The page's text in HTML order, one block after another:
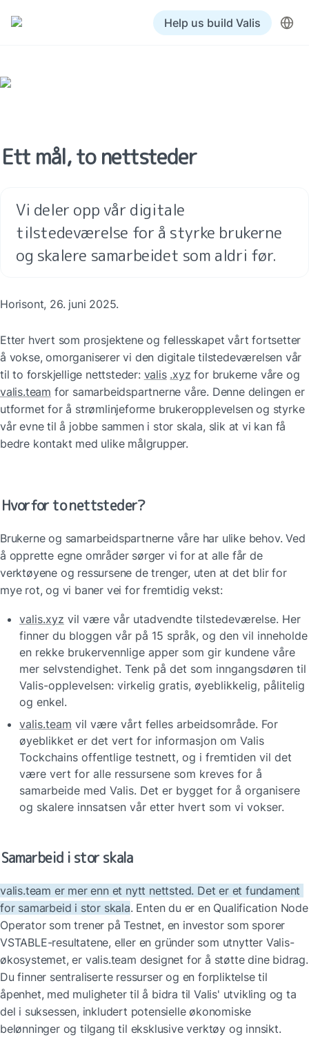
Help us build Valis
Ett mål, to nettsteder
Vi deler opp vår digitale
tilstedeværelse for å styrke brukerne
og skalere samarbeidet som aldri før.
Horisont, 26. juni 2025.
Etter hvert som prosjektene og fellesskapet vårt fortsetter
å vokse, omorganiserer vi den digitale tilstedeværelsen vår
til to forskjellige nettsteder: valis .xyz
valis.team for samarbeidspartnerne våre. Denne delingen er
utformet for å strømlinjeforme brukeropplevelsen og styrke
vår evne til å jobbe sammen i stor skala, slik at vi kan få
bedre kontakt med ulike målgrupper.
Hvorfor to nettsteder?
Brukerne og samarbeidspartnerne våre har ulike behov. Ved
å opprette egne områder sørger vi for at alle får de
verktøyene og ressursene de trenger, uten at det blir for
mye rot, og vi baner vei for fremtidig vekst:
valis.xyz vil være vår utadvendte tilstedeværelse. Her
finner du bloggen vår på 15 språk, og den vil inneholde
en rekke brukervennlige apper som gir kundene våre
mer selvstendighet. Tenk på det som inngangsdøren til
Valis-opplevelsen: virkelig gratis, øyeblikkelig, pålitelig
og enkel.
valis.team vil være vårt felles arbeidsområde. For
øyeblikket er det vert for informasjon om Valis
Tockchains offentlige testnett, og i fremtiden vil det
være vert for alle ressursene som kreves for å
samarbeide med Valis. Det er bygget for å organisere
og skalere innsatsen vår etter hvert som vi vokser.
Samarbeid i stor skala
valis.team er mer enn et nytt nettsted. Det er et fundament
for samarbeid i stor skala. Enten du er en Qualification Node
Operator som trener på Testnet, en investor som sporer
VSTABLE-resultatene, eller en gründer som utnytter Valis-
økosystemet, er valis.team designet for å støtte dine bidrag.
Du finner sentraliserte ressurser og en forpliktelse til
åpenhet, med muligheter til å bidra til Valis' utvikling og ta
del i suksessen, inkludert potensielle økonomiske
belønninger og tilgang til eksklusive verktøy og innsikt.